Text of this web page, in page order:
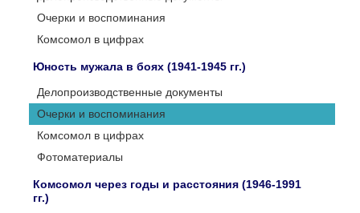
Очерки и воспоминания
Комсомол в цифрах
Юность мужала в боях (1941-1945 гг.)
Делопроизводственные документы
Очерки и воспоминания
Комсомол в цифрах
Фотоматериалы
Комсомол через годы и расстояния (1946-1991
гг.)